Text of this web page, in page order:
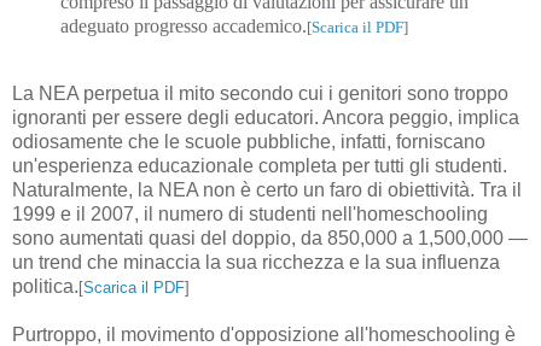
adeguato progresso accademico.[Scarica il PDF]
La NEA perpetua il mito secondo cui i genitori sono troppo
ignoranti per essere degli educatori. Ancora peggio, implica
odiosamente che le scuole pubbliche, infatti, forniscano
un'esperienza educazionale completa per tutti gli studenti.
Naturalmente, la NEA non è certo un faro di obiettività. Tra il
1999 e il 2007, il numero di studenti nell'homeschooling
sono aumentati quasi del doppio, da 850,000 a 1,500,000 —
un trend che minaccia la sua ricchezza e la sua influenza
politica. [Scarica il PDF]
Purtroppo, il movimento d'opposizione all'homeschooling è